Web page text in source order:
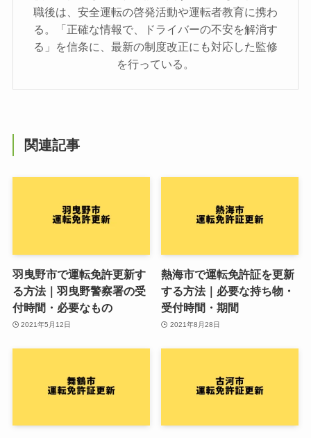
職後は、安全運転の啓発活動や運転者教育に携わ
る。「正確な情報で、ドライバーの不安を解消す
る」を信条に、最新の制度改正にも対応した監修
を行っている。
関連記事
羽曳野市で運転免許更新す
る方法｜羽曳野警察署の受
付時間・必要なもの
2021年5月12日
熱海市で運転免許証を更新
する方法｜必要な持ち物・
受付時間・期間
2021年8月28日